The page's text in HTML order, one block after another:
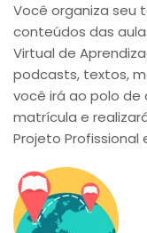
Você organiza seu
conteúdos das
Virtual de
podcasts, textos,
você irá ao polo de
matrícula e
Projeto Profissional